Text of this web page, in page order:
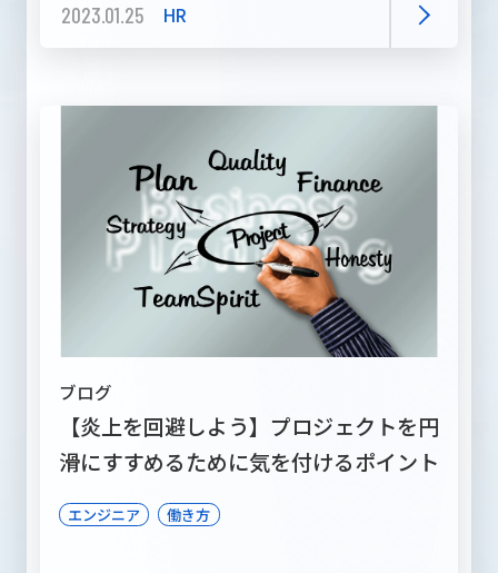
2023.01.25 HR
ブログ
【炎上を回避しよう】プロジェクトを円
滑にすすめるために気を付けるポイント
エンジニア 働き方